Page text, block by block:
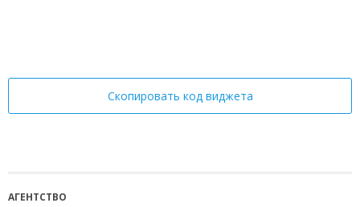
Скопировать код виджета
АГЕНТСТВО